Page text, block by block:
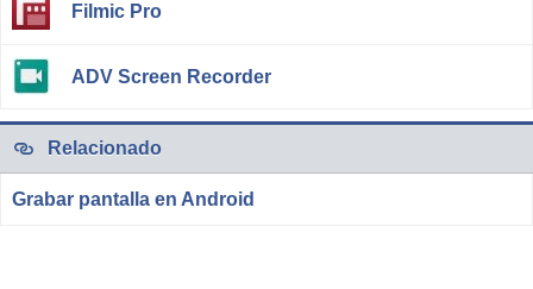
Filmic Pro
ADV Screen Recorder
Relacionado
Grabar pantalla en Android